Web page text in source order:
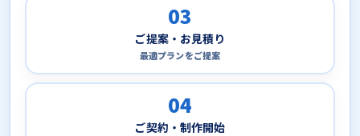
03
ご提案・お見積り
最適プランをご提案
04
ご契約・制作開始